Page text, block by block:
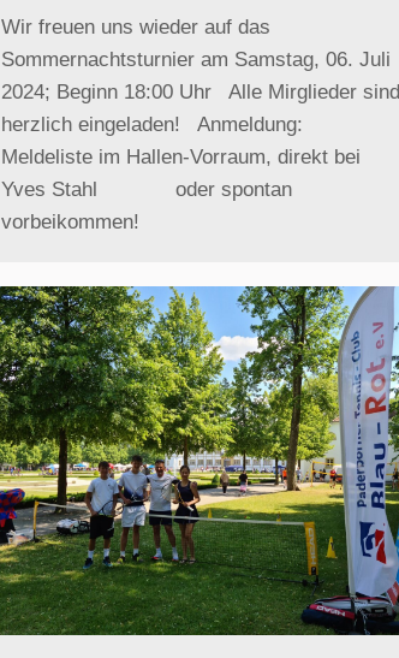
Wir freuen uns wieder auf das
Sommernachtsturnier am Samstag, 06. Juli
2024; Beginn 18:00 Uhr Alle Mirglieder sind
herzlich eingeladen! Anmeldung:
Meldeliste im Hallen-Vorraum, direkt bei
Yves Stahl oder spontan
vorbeikommen!